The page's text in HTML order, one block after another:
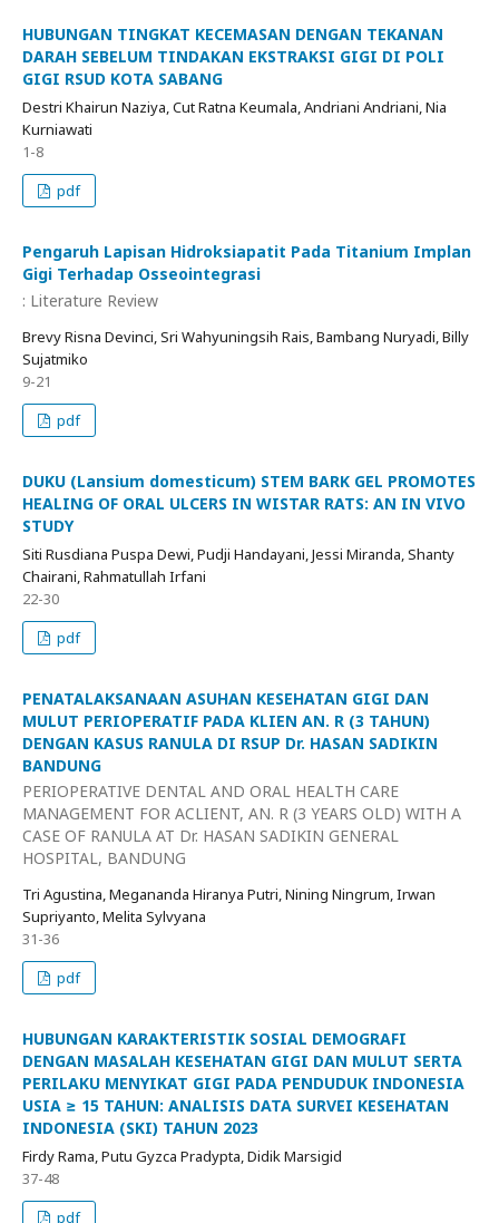
HUBUNGAN TINGKAT KECEMASAN DENGAN TEKANAN
DARAH SEBELUM TINDAKAN EKSTRAKSI GIGI DI POLI
GIGI RSUD KOTA SABANG
Destri Khairun Naziya, Cut Ratna Keumala, Andriani Andriani, Nia
Kurniawati
1-8
pdf
Pengaruh Lapisan Hidroksiapatit Pada Titanium Implan
Gigi Terhadap Osseointegrasi
: Literature Review
Brevy Risna Devinci, Sri Wahyuningsih Rais, Bambang Nuryadi, Billy
Sujatmiko
9-21
pdf
DUKU (Lansium domesticum) STEM BARK GEL PROMOTES
HEALING OF ORAL ULCERS IN WISTAR RATS: AN IN VIVO
STUDY
Siti Rusdiana Puspa Dewi, Pudji Handayani, Jessi Miranda, Shanty
Chairani, Rahmatullah Irfani
22-30
pdf
PENATALAKSANAAN ASUHAN KESEHATAN GIGI DAN
MULUT PERIOPERATIF PADA KLIEN AN. R (3 TAHUN)
DENGAN KASUS RANULA DI RSUP Dr. HASAN SADIKIN
BANDUNG
PERIOPERATIVE DENTAL AND ORAL HEALTH CARE
MANAGEMENT FOR ACLIENT, AN. R (3 YEARS OLD) WITH A
CASE OF RANULA AT Dr. HASAN SADIKIN GENERAL
HOSPITAL, BANDUNG
Tri Agustina, Megananda Hiranya Putri, Nining Ningrum, Irwan
Supriyanto, Melita Sylvyana
31-36
pdf
HUBUNGAN KARAKTERISTIK SOSIAL DEMOGRAFI
DENGAN MASALAH KESEHATAN GIGI DAN MULUT SERTA
PERILAKU MENYIKAT GIGI PADA PENDUDUK INDONESIA
USIA ≥ 15 TAHUN: ANALISIS DATA SURVEI KESEHATAN
INDONESIA (SKI) TAHUN 2023
Firdy Rama, Putu Gyzca Pradypta, Didik Marsigid
37-48
pdf